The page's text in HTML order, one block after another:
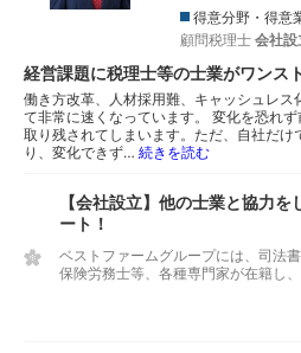
得意分野・得意
顧問税理士 会社設
経営課題に税理士等の士業がワンス
働き方改革、人材採用難、キャッシュレ
て非常に速くなっています。 変化を恐れ
取り残されてしまいます。ただ、自社だけ
り、変化できず… 続きを読む
【会社設立】他の士業と協力
ート！
ベストファームグループには、司法
保険労務士等、各種専門家が在籍し